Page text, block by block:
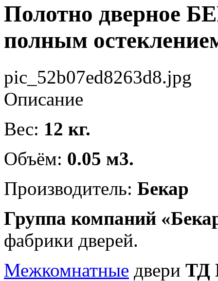
Полотно дверное
полным
pic_52b07ed8263d8.jpg
Описание
Вес: 12 кг.
Объём: 0.05 м3.
Производитель: Бекар
Группа компаний
фабрики дверей.
Межкомнатные двери ТД